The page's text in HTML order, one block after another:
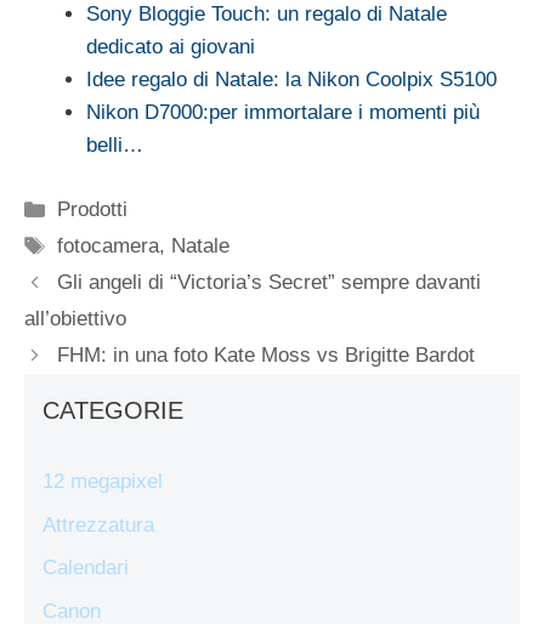
Sony Bloggie Touch: un regalo di Natale
dedicato ai giovani
Idee regalo di Natale: la Nikon Coolpix S5100
Nikon D7000:per immortalare i momenti più
belli…
Categorie
Prodotti
Tag
fotocamera, Natale
Gli angeli di “Victoria’s Secret” sempre davanti
all’obiettivo
FHM: in una foto Kate Moss vs Brigitte Bardot
CATEGORIE
12 megapixel
Attrezzatura
Calendari
Canon